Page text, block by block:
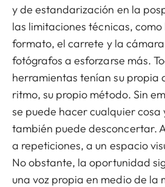
y de estandarización en la
las limitaciones técnicas,
formato, el carrete y la
fotógrafos a esforzarse más.
herramientas tenían su propia
ritmo, su propio método. Sin
se puede hacer cualquier
también puede desconcertar.
a repeticiones, a un espacio
No obstante, la oportunidad
una voz propia en medio de la